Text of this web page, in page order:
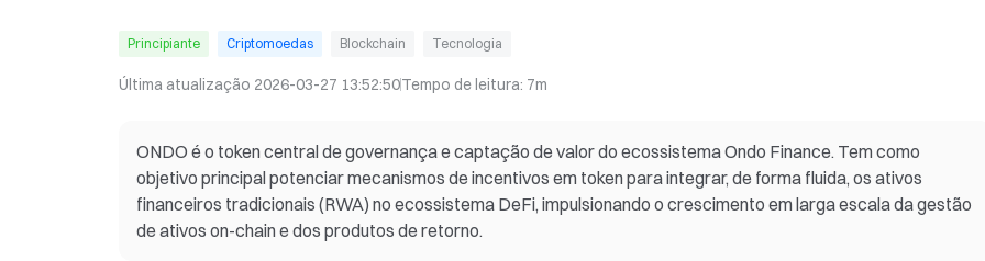
Principiante Criptomoedas Blockchain Tecnologia
Última atualização 2026-03-27 13:52:50Tempo de leitura: 7m
ONDO é o token central de governança e captação de valor do ecossistema Ondo Finance. Tem como
objetivo principal potenciar mecanismos de incentivos em token para integrar, de forma fluida, os ativos
financeiros tradicionais (RWA) no ecossistema DeFi, impulsionando o crescimento em larga escala da gestão
de ativos on-chain e dos produtos de retorno.